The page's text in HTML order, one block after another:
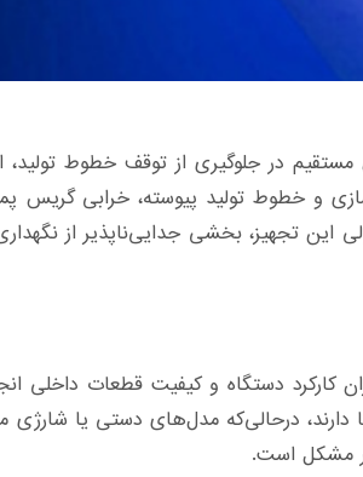
در جلوگیری از توقف خطوط تولید،
و خطوط تولید پیوسته، خرابی گریس
تجهیز، بخشی جدایی‌ناپذیر از
کارکرد دستگاه و کیفیت قطعات داخلی
درحالی‌که مدل‌های دستی یا شارژی
مشکل است.